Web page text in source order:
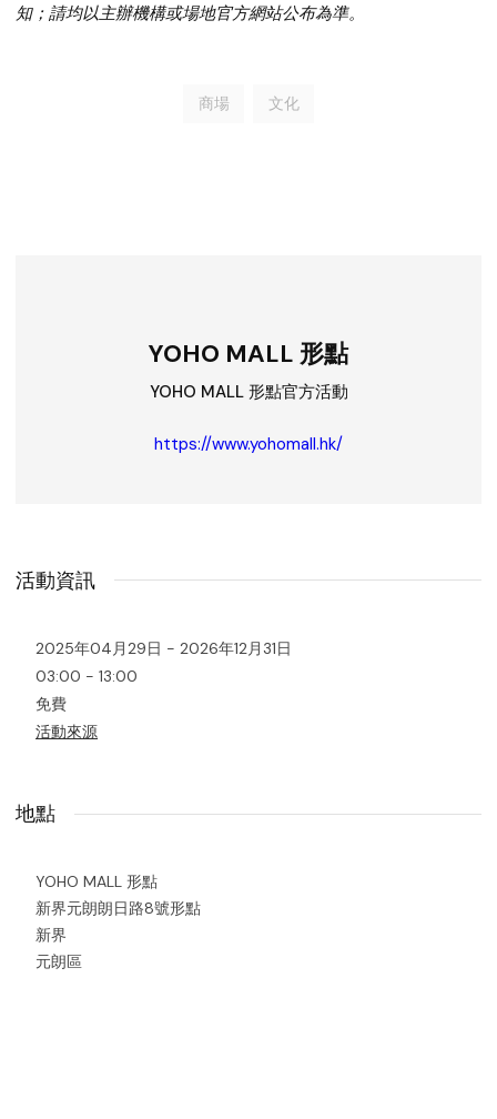
知；請均以主辦機構或場地官方網站公布為準。
商場 文化
YOHO MALL 形點
YOHO MALL 形點官方活動
https://www.yohomall.hk/
活動資訊
2025年04月29日 - 2026年12月31日
03:00 - 13:00
免費
活動來源
地點
YOHO MALL 形點
新界元朗朗日路8號形點
新界
元朗區